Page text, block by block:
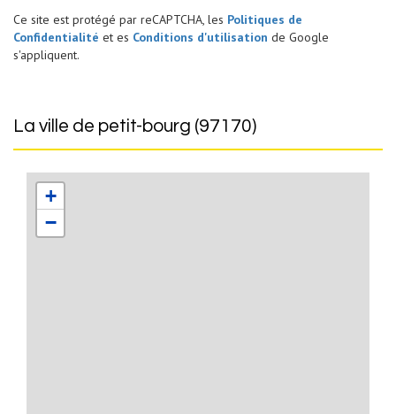
Ce site est protégé par reCAPTCHA, les Politiques de
Confidentialité et es Conditions d'utilisation de Google
s'appliquent.
la ville de petit-bourg (97170)
+
−